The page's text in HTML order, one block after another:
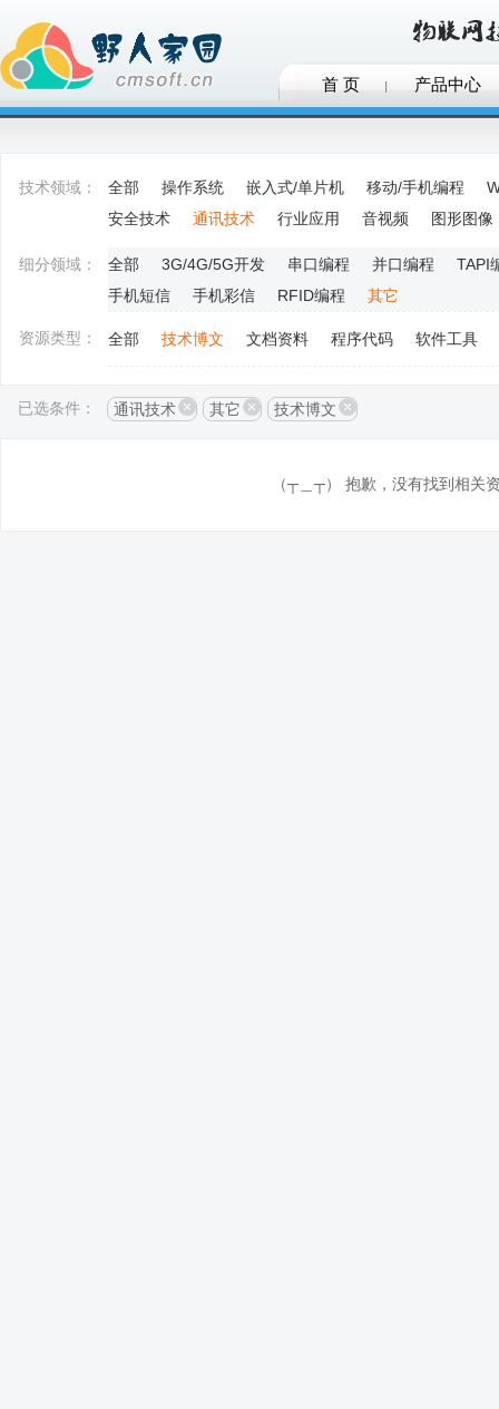
首 页 产品中心
技术领域： 全部 操作系统 嵌入式/单片机 移动/手机编程
安全技术
通讯技术 行业应用 音视频 图形图像
细分领域： 全部 3G/4G/5G开发 串口编程 并口编程
TAPI
手机短信
手机彩信 RFID编程 其它
资源类型： 全部 技术博文 文档资料 程序代码 软件工具
已选条件： 通讯技术 其它 技术博文
（┬＿┬） 抱歉，没有找到相关